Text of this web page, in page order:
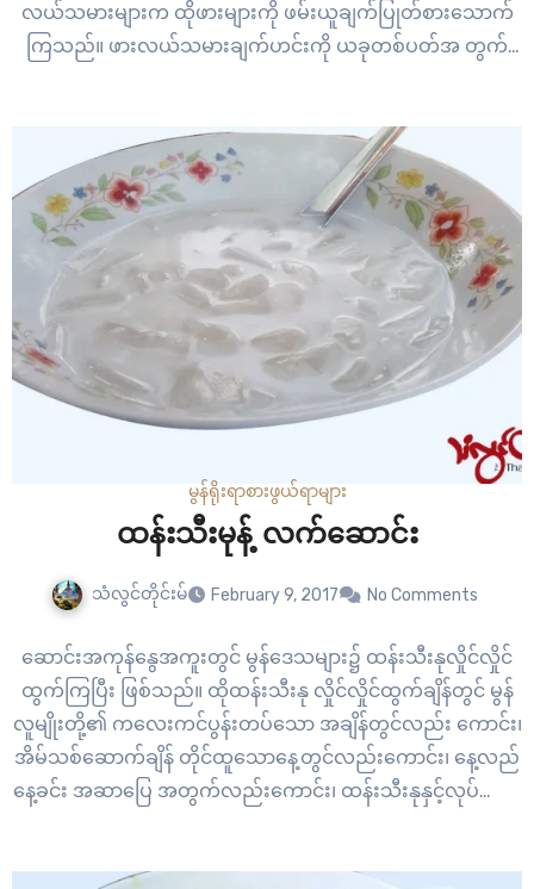
လယ်သမားများက ထိုဖားများကို ဖမ်းယူချက်ပြုတ်စားသောက်
ကြသည်။ ဖားလယ်သမားချက်ဟင်းကို ယခုတစ်ပတ်အ တွက်
မွန်ရိုးရာစားဖွယ်ရာများ
ထန်းသီးမုန့် လက်ဆောင်း
သံလွင်တိုင်းမ် February 9, 2017 No Comments
ဆောင်းအကုန်နွေအကူးတွင် မွန်ဒေသများ၌ ထန်းသီးနုလှိုင်လှိုင်
ထွက်ကြပြီး ဖြစ်သည်။ ထိုထန်းသီးနု လှိုင်လှိုင်ထွက်ချိန်တွင် မွန်
လူမျိုးတို့၏ ကလေးကင်ပွန်းတပ်သော အချိန်တွင်လည်း ကောင်း၊
အိမ်သစ်ဆောက်ချိန် တိုင်ထူသောနေ့တွင်လည်းကောင်း၊ နေ့လည်
နေ့ခင်း အဆာပြေ အတွက်လည်းကောင်း၊ ထန်းသီးနုနှင့်လုပ်သော